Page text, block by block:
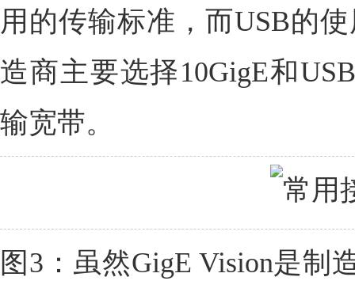
用的传输标准，而USB的
造商主要选择10GigE和
输宽带。
图3：虽然GigE Vision是制